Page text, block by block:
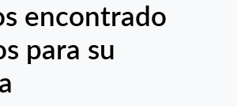
encontrado
para su